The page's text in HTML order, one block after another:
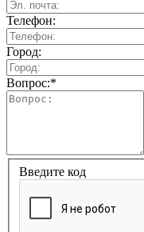
Телефон:
Город:
Вопрос:*
Введите код